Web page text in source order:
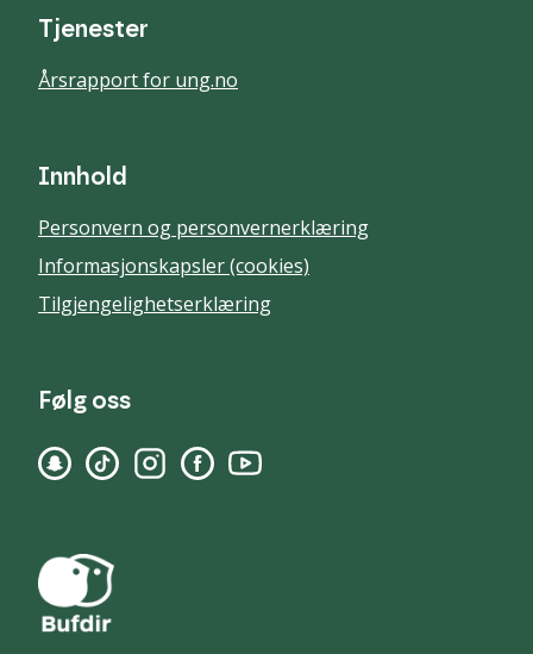
Tjenester
Årsrapport for ung.no
Innhold
Personvern og personvernerklæring
Informasjonskapsler (cookies)
Tilgjengelighetserklæring
Følg oss